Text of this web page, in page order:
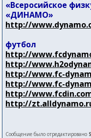
«Всеросийское
«ДИНАМО»
http://
футбол
http://
http://
http://www.fc-
http://www.fc-
http://
http://
Сообщение было отредактировано